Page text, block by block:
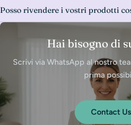
Hai bisogno di
Scrivi via WhatsApp al nostro
prima
Contact Us
Posso rivendere i vostri prodotti